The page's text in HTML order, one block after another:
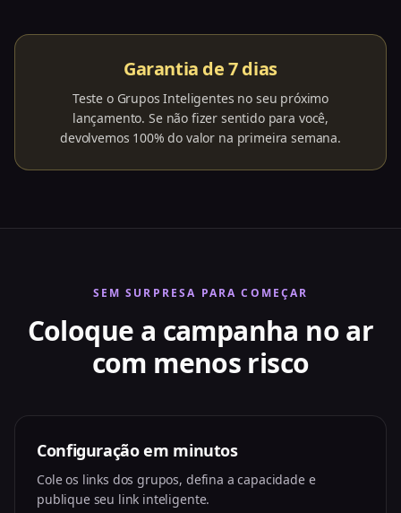
Garantia de 7 dias
Teste o Grupos Inteligentes no seu próximo
lançamento. Se não fizer sentido para você,
devolvemos 100% do valor na primeira semana.
SEM SURPRESA PARA COMEÇAR
Coloque a campanha no ar
com menos risco
Configuração em minutos
Cole os links dos grupos, defina a capacidade e
publique seu link inteligente.